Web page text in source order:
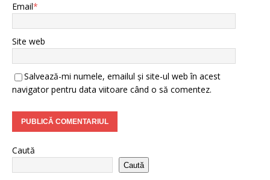
Email*
Site web
Salvează-mi numele, emailul și site-ul web în acest
navigator pentru data viitoare când o să comentez.
Caută
Caută